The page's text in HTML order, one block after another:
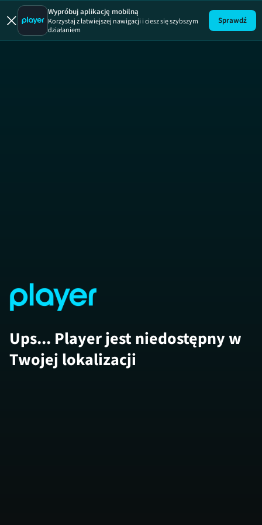
Wypróbuj aplikację mobilną
Korzystaj z łatwiejszej nawigacji i ciesz się szybszym
działaniem
Sprawdź
Ups... Player jest niedostępny w
Twojej lokalizacji